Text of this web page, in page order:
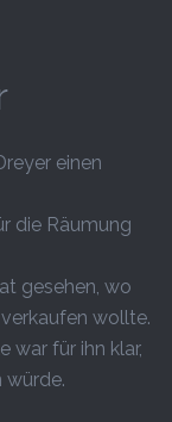
einen
die Räumung
gesehen, wo
wollte.
war für ihn klar,
würde.